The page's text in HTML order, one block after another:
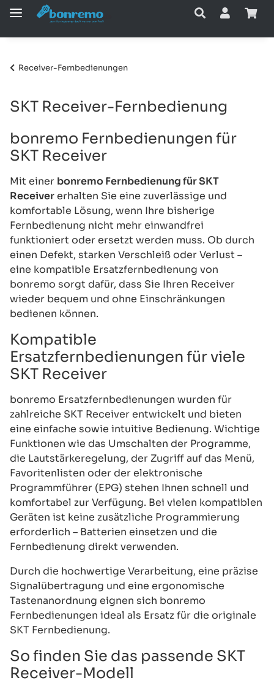
Receiver-Fernbedienungen
SKT Receiver-Fernbedienung
bonremo Fernbedienungen für
SKT Receiver
Mit einer bonremo Fernbedienung für SKT
Receivererhalten Sie eine zuverlässige und
komfortable Lösung, wenn Ihre bisherige
Fernbedienung nicht mehr einwandfrei
funktioniert oder ersetzt werden muss. Ob durch
einen Defekt, starken Verschleiß oder Verlust –
eine kompatible Ersatzfernbedienung von
bonremo sorgt dafür, dass Sie Ihren Receiver
wieder bequem und ohne Einschränkungen
bedienen können.
Kompatible
Ersatzfernbedienungen für viele
SKT Receiver
bonremo Ersatzfernbedienungen wurden für
zahlreiche SKT Receiver entwickelt und bieten
eine einfache sowie intuitive Bedienung. Wichtige
Funktionen wie das Umschalten der Programme,
die Lautstärkeregelung, der Zugriff auf das Menü,
Favoritenlisten oder der elektronische
Programmführer (EPG) stehen Ihnen schnell und
komfortabel zur Verfügung. Bei vielen kompatiblen
Geräten ist keine zusätzliche Programmierung
erforderlich – Batterien einsetzen und die
Fernbedienung direkt verwenden.
Durch die hochwertige Verarbeitung, eine präzise
Signalübertragung und eine ergonomische
Tastenanordnung eignen sich bonremo
Fernbedienungen ideal als Ersatz für die originale
SKT Fernbedienung.
So finden Sie das passende SKT
Receiver-Modell